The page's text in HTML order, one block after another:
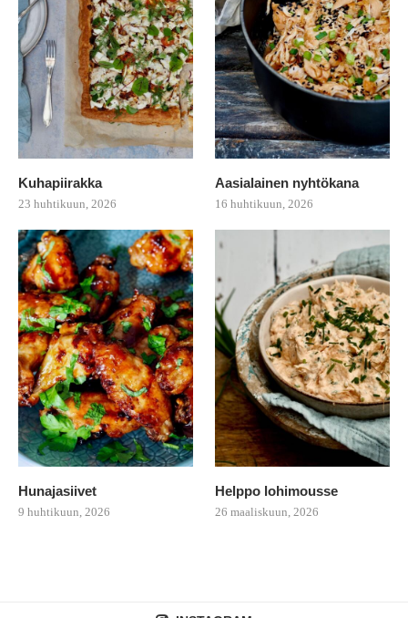
Kuhapiirakka
23 huhtikuun, 2026
Aasialainen nyhtökana
16 huhtikuun, 2026
Hunajasiivet
9 huhtikuun, 2026
Helppo lohimousse
26 maaliskuun, 2026